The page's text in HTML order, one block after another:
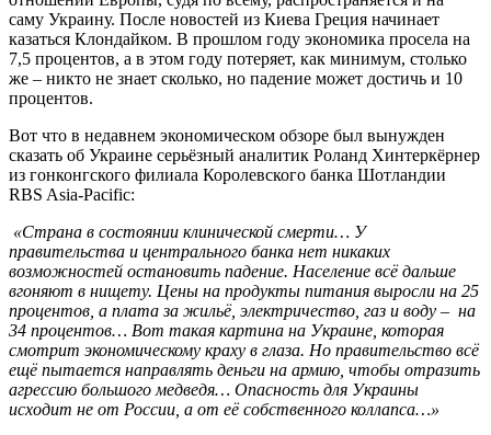
саму Украину. После новостей из Киева Греция начинает
казаться Клондайком. В прошлом году экономика просела на
7,5 процентов, а в этом году потеряет, как минимум, столько
же – никто не знает сколько, но падение может достичь и 10
процентов.
Вот что в недавнем экономическом обзоре был вынужден
сказать об Украине серьёзный аналитик Роланд Хинтеркёрнер
из гонконгского филиала Королевского банка Шотландии
RBS Asia-Pacific:
«Страна в состоянии клинической смерти… У
правительства и центрального банка нет никаких
возможностей остановить падение. Население всё дальше
вгоняют в нищету. Цены на продукты питания выросли на 25
процентов, а плата за жильё, электричество, газ и воду – на
34 процентов… Вот такая картина на Украине, которая
смотрит экономическому краху в глаза. Но правительство всё
ещё пытается направлять деньги на армию, чтобы отразить
агрессию большого медведя… Опасность для Украины
исходит не от России, а от её собственного коллапса…»